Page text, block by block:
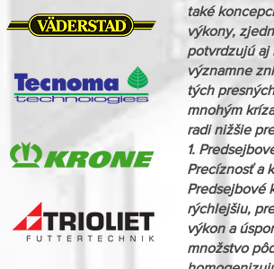
také
výkony,
potvrdzujú aj
významne
tých
mnohým
radi nižšie
1.
Precíznosť a
Predsejbové
rýchlejšiu,
výkon a
množstvo